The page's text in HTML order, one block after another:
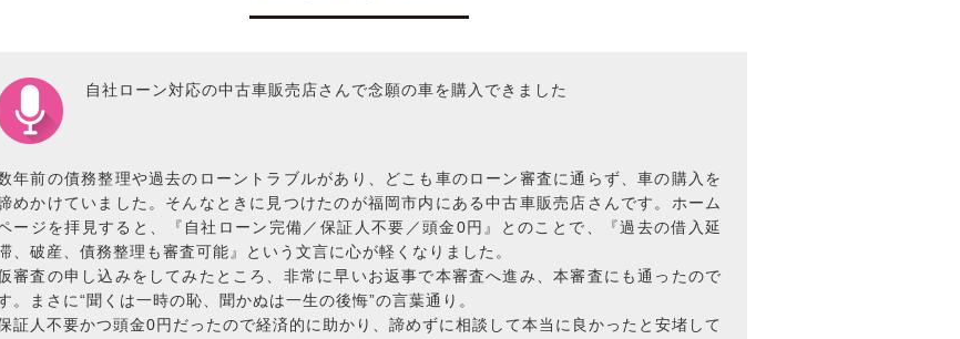
自社ローン対応の中古車販売店さんで念願の車を購入できました
年前の債務整理や過去のローントラブルがあり、どこも車のローン審査に通らず、車の購入を
めかけていました。そんなときに見つけたのが福岡市内にある中古車販売店さんです。ホーム
ージを拝見すると、『自社ローン完備／保証人不要／頭金0円』とのことで、『過去の借入延
、破産、債務整理も審査可能』という文言に心が軽くなりました。
審査の申し込みをしてみたところ、非常に早いお返事で本審査へ進み、本審査にも通ったので
。まさに“聞くは一時の恥、聞かぬは一生の後悔”の言葉通り。
証人不要かつ頭金0円だったので経済的に助かり、諦めずに相談して本当に良かったと安堵して